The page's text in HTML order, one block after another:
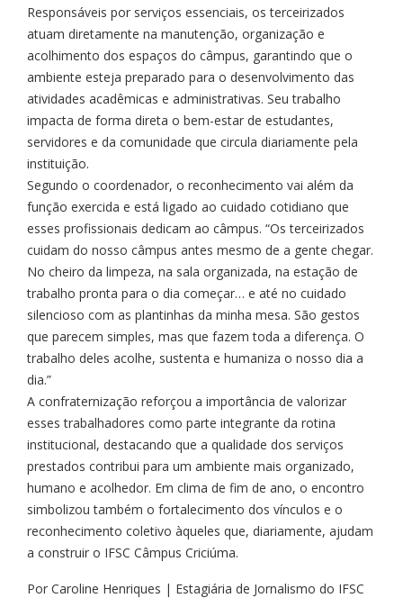
Responsáveis por serviços essenciais, os terceirizados
atuam diretamente na manutenção, organização e
acolhimento dos espaços do câmpus, garantindo que o
ambiente esteja preparado para o desenvolvimento das
atividades acadêmicas e administrativas. Seu trabalho
impacta de forma direta o bem-estar de estudantes,
servidores e da comunidade que circula diariamente pela
instituição.
Segundo o coordenador, o reconhecimento vai além da
função exercida e está ligado ao cuidado cotidiano que
esses profissionais dedicam ao câmpus. “Os terceirizados
cuidam do nosso câmpus antes mesmo de a gente chegar.
No cheiro da limpeza, na sala organizada, na estação de
trabalho pronta para o dia começar… e até no cuidado
silencioso com as plantinhas da minha mesa. São gestos
que parecem simples, mas que fazem toda a diferença. O
trabalho deles acolhe, sustenta e humaniza o nosso dia a
dia.”
A confraternização reforçou a importância de valorizar
esses trabalhadores como parte integrante da rotina
institucional, destacando que a qualidade dos serviços
prestados contribui para um ambiente mais organizado,
humano e acolhedor. Em clima de fim de ano, o encontro
simbolizou também o fortalecimento dos vínculos e o
reconhecimento coletivo àqueles que, diariamente, ajudam
a construir o IFSC Câmpus Criciúma.
Por Caroline Henriques | Estagiária de Jornalismo do IFSC